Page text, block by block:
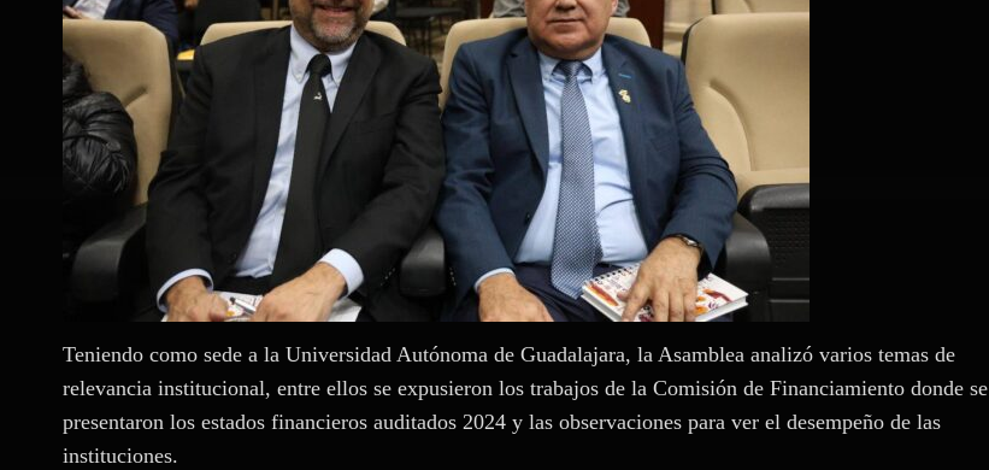
Teniendo como sede a la Universidad Autónoma de Guadalajara, la Asamblea analizó varios temas de
relevancia institucional, entre ellos se expusieron los trabajos de la Comisión de Financiamiento donde se
presentaron los estados financieros auditados 2024 y las observaciones para ver el desempeño de las
instituciones.